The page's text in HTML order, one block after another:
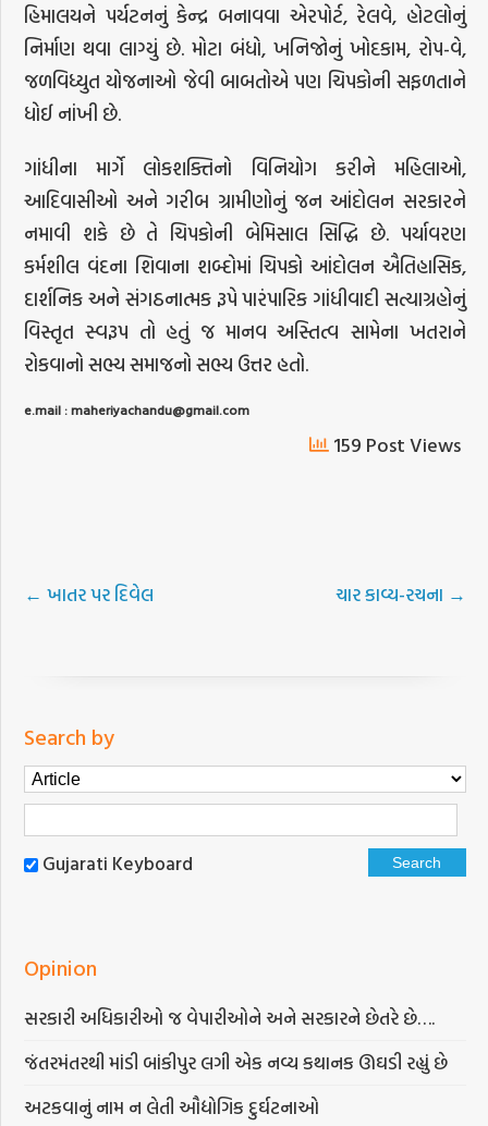
હિમાલયને પર્યટનનું કેન્દ્ર બનાવવા એરપોર્ટ, રેલવે, હોટલોનું
નિર્માણ થવા લાગ્યું છે. મોટા બંધો, ખનિજોનું ખોદકામ, રોપ-વે,
જળવિધ્યુત યોજનાઓ જેવી બાબતોએ પણ ચિપકોની સફળતાને
ધોઈ નાંખી છે.
ગાંધીના માર્ગે લોકશક્તિનો વિનિયોગ કરીને મહિલાઓ,
આદિવાસીઓ અને ગરીબ ગ્રામીણોનું જન આંદોલન સરકારને
નમાવી શકે છે તે ચિપકોની બેમિસાલ સિદ્ધિ છે. પર્યાવરણ
કર્મશીલ વંદના શિવાના શબ્દોમાં ચિપકો આંદોલન ઐતિહાસિક,
દાર્શનિક અને સંગઠનાત્મક રૂપે પારંપારિક ગાંધીવાદી સત્યાગ્રહોનું
વિસ્તૃત સ્વરૂપ તો હતું જ માનવ અસ્તિત્વ સામેના ખતરાને
રોકવાનો સભ્ય સમાજનો સભ્ય ઉત્તર હતો.
e.mail : maheriyachandu@gmail.com
159 Post Views
← ખાતર પર દિવેલ ચાર કાવ્ય-રચના →
Search by
Gujarati Keyboard
Opinion
સરકારી અધિકારીઓ જ વેપારીઓને અને સરકારને છેતરે છે….
જંતરમંતરથી માંડી બાંકીપુર લગી એક નવ્ય કથાનક ઊઘડી રહ્યું છે
અટકવાનું નામ ન લેતી ઔદ્યોગિક દુર્ઘટનાઓ